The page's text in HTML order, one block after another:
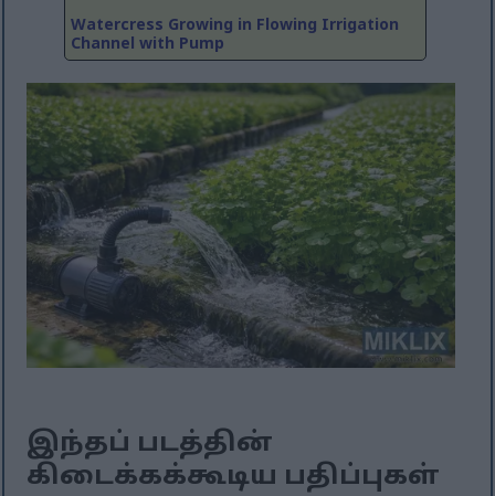
Watercress Growing in Flowing Irrigation
Channel with Pump
இந்தப் படத்தின்
கிடைக்கக்கூடிய பதிப்புகள்